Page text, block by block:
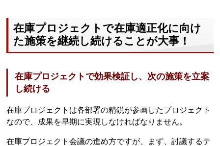
在庫プロジェクトで在庫適正化に向け
た施策を継続し続けることが大事！
在庫プロジェクトで効果検証し、次の施策を立案
し続ける
在庫プロジェクトは各部署の精鋭が参画したプロジェクト
なので、成果を早期に実現しなければなりません。
在庫プロジェクト会議の進め方ですが、まず、討議するテ